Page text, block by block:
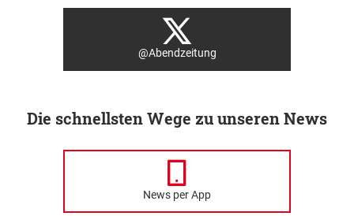
@Abendzeitung
Die schnellsten Wege zu unseren News
News per App